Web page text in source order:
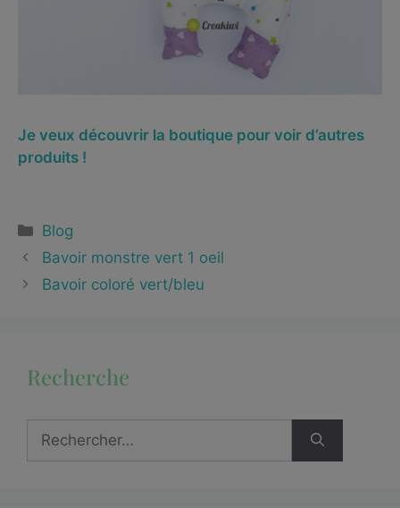
Je veux découvrir la boutique pour voir d’autres
produits !
Blog
Bavoir monstre vert 1 oeil
Bavoir coloré vert/bleu
Recherche